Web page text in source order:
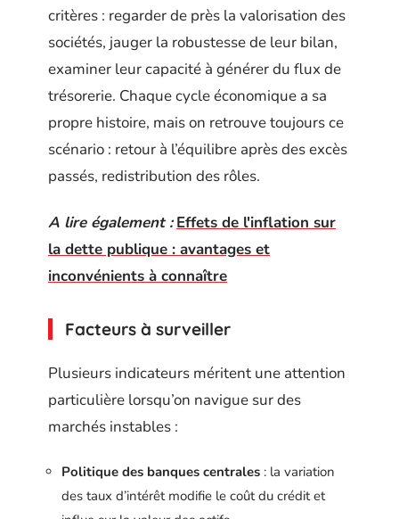
critères : regarder de près la valorisation des
sociétés, jauger la robustesse de leur bilan,
examiner leur capacité à générer du flux de
trésorerie. Chaque cycle économique a sa
propre histoire, mais on retrouve toujours ce
scénario : retour à l’équilibre après des excès
passés, redistribution des rôles.
A lire également : Effets de l'inflation sur
la dette publique : avantages et
inconvénients à connaître
Facteurs à surveiller
Plusieurs indicateurs méritent une attention
particulière lorsqu’on navigue sur des
marchés instables :
Politique des banques centrales : la variation
des taux d’intérêt modifie le coût du crédit et